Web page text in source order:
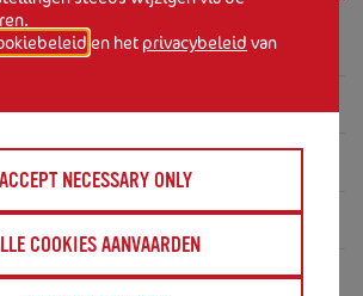
chocolade
snijden
en het privacybeleid van
ACCEPT NECESSARY ONLY
COOKIES AANVAARDEN